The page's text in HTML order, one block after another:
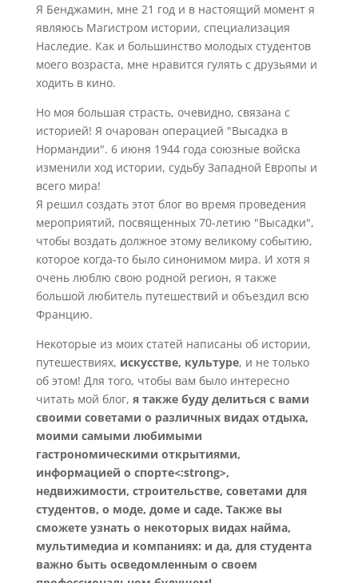
Я Бенджамин, мне 21 год и в настоящий момент я
являюсь Магистром истории, специализация
Наследие. Как и большинство молодых студентов
моего возраста, мне нравится гулять с друзьями и
ходить в кино.
Но моя большая страсть, очевидно, связана с
историей! Я очарован операцией "Высадка в
Нормандии". 6 июня 1944 года союзные войска
изменили ход истории, судьбу Западной Европы и
всего мира!
Я решил создать этот блог во время проведения
мероприятий, посвященных 70-летию "Высадки",
чтобы воздать должное этому великому событию,
которое когда-то было синонимом мира. И хотя я
очень люблю свою родной регион, я также
большой любитель путешествий и объездил всю
Францию.
Некоторые из моих статей написаны об истории,
путешествиях, искусстве, культуре, и не только
об этом! Для того, чтобы вам было интересно
читать мой блог, я также буду делиться с вами
своими советами о различных видах отдыха,
моими самыми любимыми
гастрономическими открытиями,
информацией о спорте<:strong>,
недвижимости, строительстве, советами для
студентов, о моде, доме и саде. Также вы
сможете узнать о некоторых видах найма,
мультимедиа и компаниях: и да, для студента
важно быть осведомленным о своем